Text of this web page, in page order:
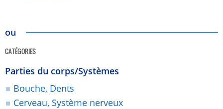
ou
CATÉGORIES
Parties du corps/Systèmes
Bouche, Dents
Cerveau, Système nerveux